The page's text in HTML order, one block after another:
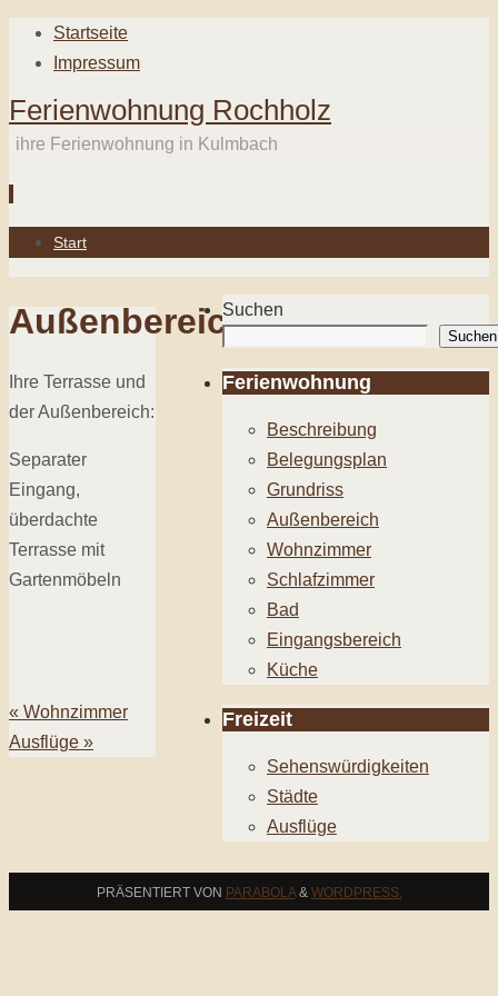
Startseite
Impressum
Ferienwohnung Rochholz
ihre Ferienwohnung in Kulmbach
Zum
Start
Außenbereich
Ihre Terrasse und
der Außenbereich:
Separater
Eingang,
überdachte
Terrasse mit
Gartenmöbeln
« Wohnzimmer
Ausflüge »
Suchen
Suchen
Ferienwohnung
Beschreibung
Belegungsplan
Grundriss
Außenbereich
Wohnzimmer
Schlafzimmer
Bad
Eingangsbereich
Küche
Freizeit
Sehenswürdigkeiten
Städte
Ausflüge
PRÄSENTIERT VON PARABOLA& WORDPRESS.